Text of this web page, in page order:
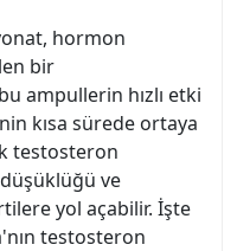
hormon
bir
ampullerin hızlı etki
kısa sürede ortaya
testosteron
ve
yol açabilir. İşte
testosteron